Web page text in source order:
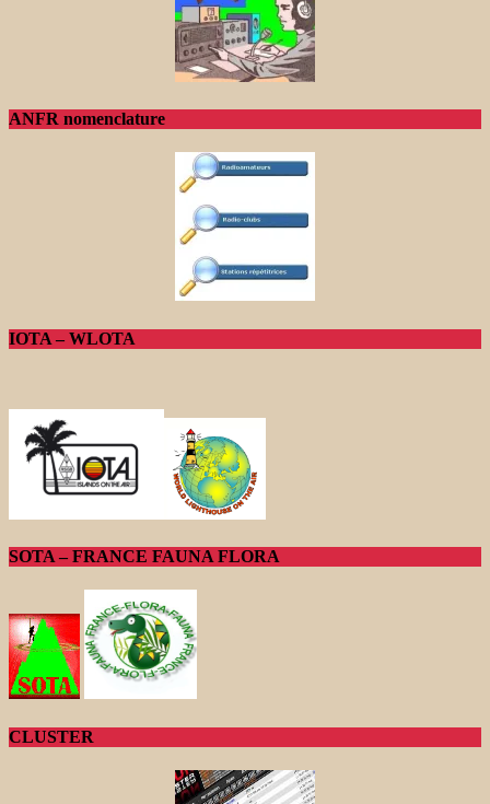
ANFR nomenclature
IOTA – WLOTA
SOTA – FRANCE FAUNA FLORA
CLUSTER